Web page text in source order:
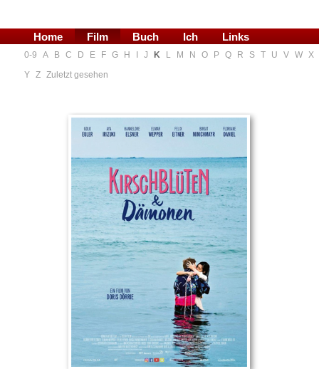
Home Film Buch Ich Links
0-9 A B C D E F G H J K L M N O P Q R S T U V W X
Y Z Zuletzt gesehen